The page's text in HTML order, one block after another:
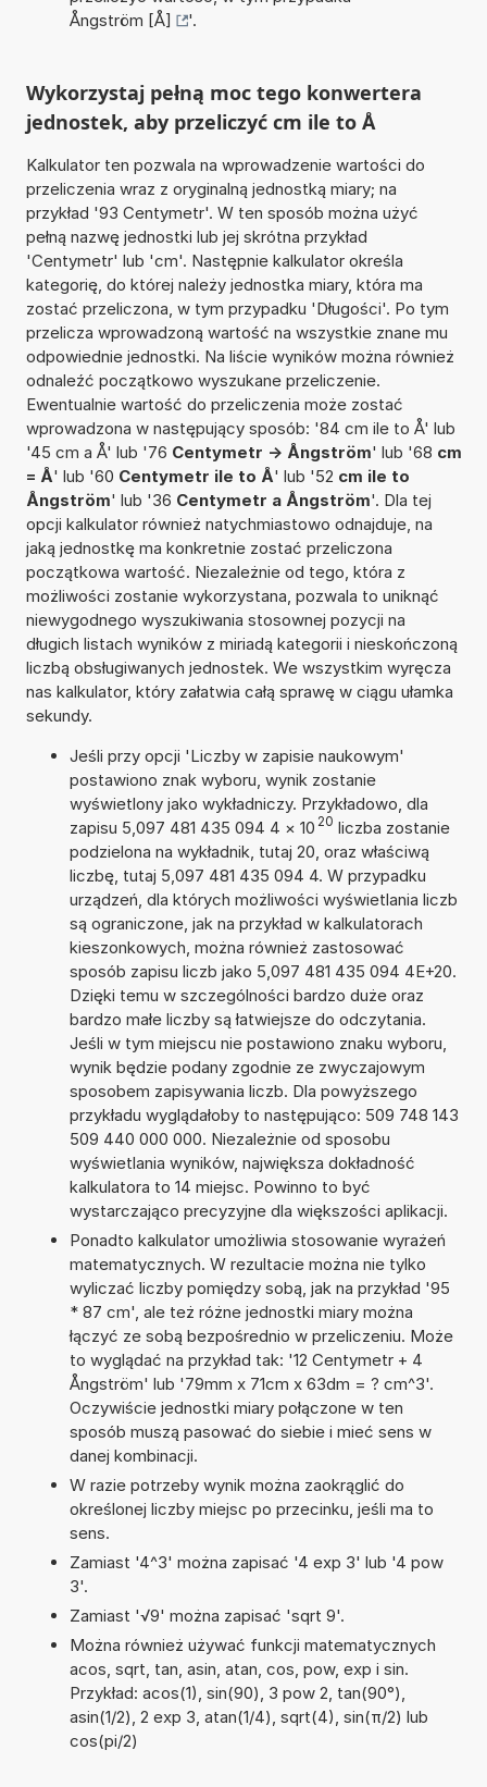
Ångström [Å]
'.
Wykorzystaj pełną moc tego konwertera
jednostek, aby przeliczyć cm ile to Å
Kalkulator ten pozwala na wprowadzenie wartości do
przeliczenia wraz z oryginalną jednostką miary; na
przykład '93 Centymetr'. W ten sposób można użyć
pełną nazwę jednostki lub jej skrótna przykład
'Centymetr' lub 'cm'. Następnie kalkulator określa
kategorię, do której należy jednostka miary, która ma
zostać przeliczona, w tym przypadku 'Długości'. Po tym
przelicza wprowadzoną wartość na wszystkie znane mu
odpowiednie jednostki. Na liście wyników można również
odnaleźć początkowo wyszukane przeliczenie.
Ewentualnie wartość do przeliczenia może zostać
wprowadzona w następujący sposób: '84 cm ile to Å' lub
'45 cm a Å' lub '76 Centymetr -> Ångström' lub '68 cm
= Å' lub '60 Centymetr ile to Å' lub '52 cm ile to
Ångström' lub '36 Centymetr a Ångström'. Dla tej
opcji kalkulator również natychmiastowo odnajduje, na
jaką jednostkę ma konkretnie zostać przeliczona
początkowa wartość. Niezależnie od tego, która z
możliwości zostanie wykorzystana, pozwala to uniknąć
niewygodnego wyszukiwania stosownej pozycji na
długich listach wyników z miriadą kategorii i nieskończoną
liczbą obsługiwanych jednostek. We wszystkim wyręcza
nas kalkulator, który załatwia całą sprawę w ciągu ułamka
sekundy.
Jeśli przy opcji 'Liczby w zapisie naukowym'
postawiono znak wyboru, wynik zostanie
wyświetlony jako wykładniczy. Przykładowo, dla
zapisu 5,097 481 435 094 4 × 10 20 liczba zostanie
podzielona na wykładnik, tutaj 20, oraz właściwą
liczbę, tutaj 5,097 481 435 094 4. W przypadku
urządzeń, dla których możliwości wyświetlania liczb
są ograniczone, jak na przykład w kalkulatorach
kieszonkowych, można również zastosować
sposób zapisu liczb jako 5,097 481 435 094 4E+20.
Dzięki temu w szczególności bardzo duże oraz
bardzo małe liczby są łatwiejsze do odczytania.
Jeśli w tym miejscu nie postawiono znaku wyboru,
wynik będzie podany zgodnie ze zwyczajowym
sposobem zapisywania liczb. Dla powyższego
przykładu wyglądałoby to następująco: 509 748 143
509 440 000 000. Niezależnie od sposobu
wyświetlania wyników, największa dokładność
kalkulatora to 14 miejsc. Powinno to być
wystarczająco precyzyjne dla większości aplikacji.
Ponadto kalkulator umożliwia stosowanie wyrażeń
matematycznych. W rezultacie można nie tylko
wyliczać liczby pomiędzy sobą, jak na przykład '95
* 87 cm', ale też różne jednostki miary można
łączyć ze sobą bezpośrednio w przeliczeniu. Może
to wyglądać na przykład tak: '12 Centymetr + 4
Ångström' lub '79mm x 71cm x 63dm = ? cm^3'.
Oczywiście jednostki miary połączone w ten
sposób muszą pasować do siebie i mieć sens w
danej kombinacji.
W razie potrzeby wynik można zaokrąglić do
określonej liczby miejsc po przecinku, jeśli ma to
sens.
Zamiast '4^3' można zapisać '4 exp 3' lub '4 pow
3'.
Zamiast '√9' można zapisać 'sqrt 9'.
Można również używać funkcji matematycznych
acos, sqrt, tan, asin, atan, cos, pow, exp i sin.
Przykład: acos(1), sin(90), 3 pow 2, tan(90°),
asin(1/2), 2 exp 3, atan(1/4), sqrt(4), sin(π/2) lub
cos(pi/2)